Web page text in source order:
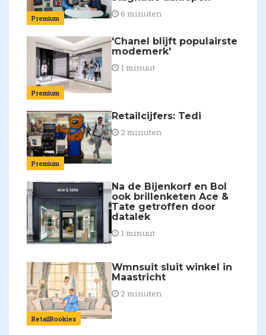
Premium 6 minuten
Premium
'Chanel blijft populairste
modemerk'
1 minuut
Premium
Retailcijfers: Tedi
2 minuten
Na de Bijenkorf en Bol
ook brillenketen Ace &
Tate getroffen door
datalek
1 minuut
RetailRookies
Wmnsuit sluit winkel in
Maastricht
2 minuten